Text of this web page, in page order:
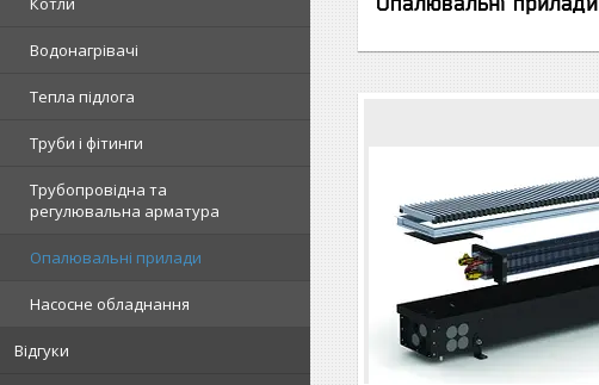
Водонагрівачі
Тепла підлога
Труби і фітинги
Трубопровідна та
регулювальна арматура
Опалювальні прилади
Насосне обладнання
Відгуки